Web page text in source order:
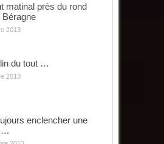
matinal près du rond
Béragne
2013
du tout …
2013
enclencher une